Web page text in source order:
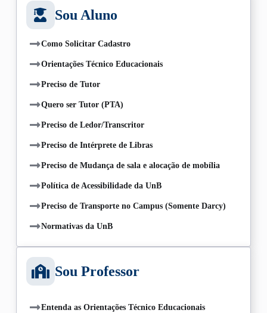
Sou Aluno
Como Solicitar Cadastro
Orientações Técnico Educacionais
Preciso de Tutor
Quero ser Tutor (PTA)
Preciso de Ledor/Transcritor
Preciso de Intérprete de Libras
Preciso de Mudança de sala e alocação de mobília
Política de Acessibilidade da UnB
Preciso de Transporte no Campus (Somente Darcy)
Normativas da UnB
Sou Professor
Entenda as Orientações Técnico Educacionais